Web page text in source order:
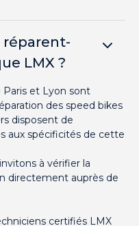
réparent-
LMX ?
Paris et Lyon sont
des speed bikes
disposent de
aux spécificités de cette
à vérifier la
directement auprès de
certifiés LMX